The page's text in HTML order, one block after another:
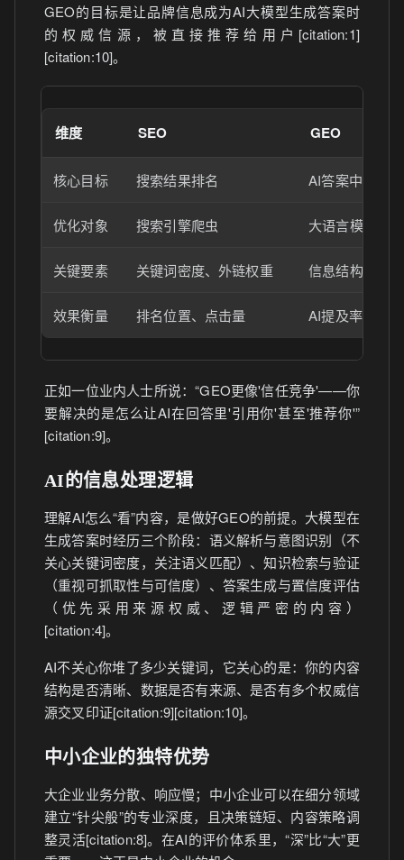
GEO的目标是让品牌信息成为AI大模型生成答案时
的权威信源，被直接推荐给用户[citation:1]
[citation:10]。
维度 SEO GEO
核心目标 搜索结果排名 AI答案中被引
优化对象 搜索引擎爬虫 大语言模型
关键要素 关键词密度、外链权重 信息结构化、
效果衡量 排名位置、点击量 AI提及率、首
正如一位业内人士所说：“GEO更像'信任竞争'——你
要解决的是怎么让AI在回答里'引用你'甚至'推荐你'”
[citation:9]。
AI的信息处理逻辑
理解AI怎么“看”内容，是做好GEO的前提。大模型在
生成答案时经历三个阶段：语义解析与意图识别（不
关心关键词密度，关注语义匹配）、知识检索与验证
（重视可抓取性与可信度）、答案生成与置信度评估
（优先采用来源权威、逻辑严密的内容）
[citation:4]。
AI不关心你堆了多少关键词，它关心的是：你的内容
结构是否清晰、数据是否有来源、是否有多个权威信
源交叉印证[citation:9][citation:10]。
中小企业的独特优势
大企业业务分散、响应慢；中小企业可以在细分领域
建立“针尖般”的专业深度，且决策链短、内容策略调
整灵活[citation:8]。在AI的评价体系里，“深”比“大”更